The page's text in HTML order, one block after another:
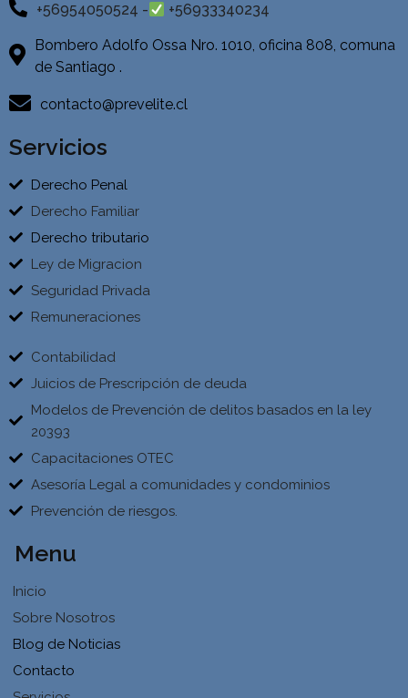
+56954050524 - +56933340234
Bombero Adolfo Ossa Nro. 1010, oficina 808, comuna
de Santiago .
contacto@prevelite.cl
Servicios
Derecho Penal
Derecho Familiar
Derecho tributario
Ley de Migracion
Seguridad Privada
Remuneraciones
Contabilidad
Juicios de Prescripción de deuda
Modelos de Prevención de delitos basados en la ley
20393
Capacitaciones OTEC
Asesoría Legal a comunidades y condominios
Prevención de riesgos.
Menu
Inicio
Sobre Nosotros
Blog de Noticias
Contacto